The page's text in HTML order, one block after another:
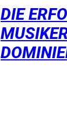
DIE